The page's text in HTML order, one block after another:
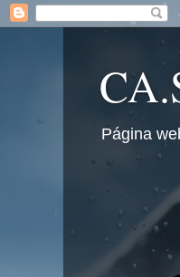
Página